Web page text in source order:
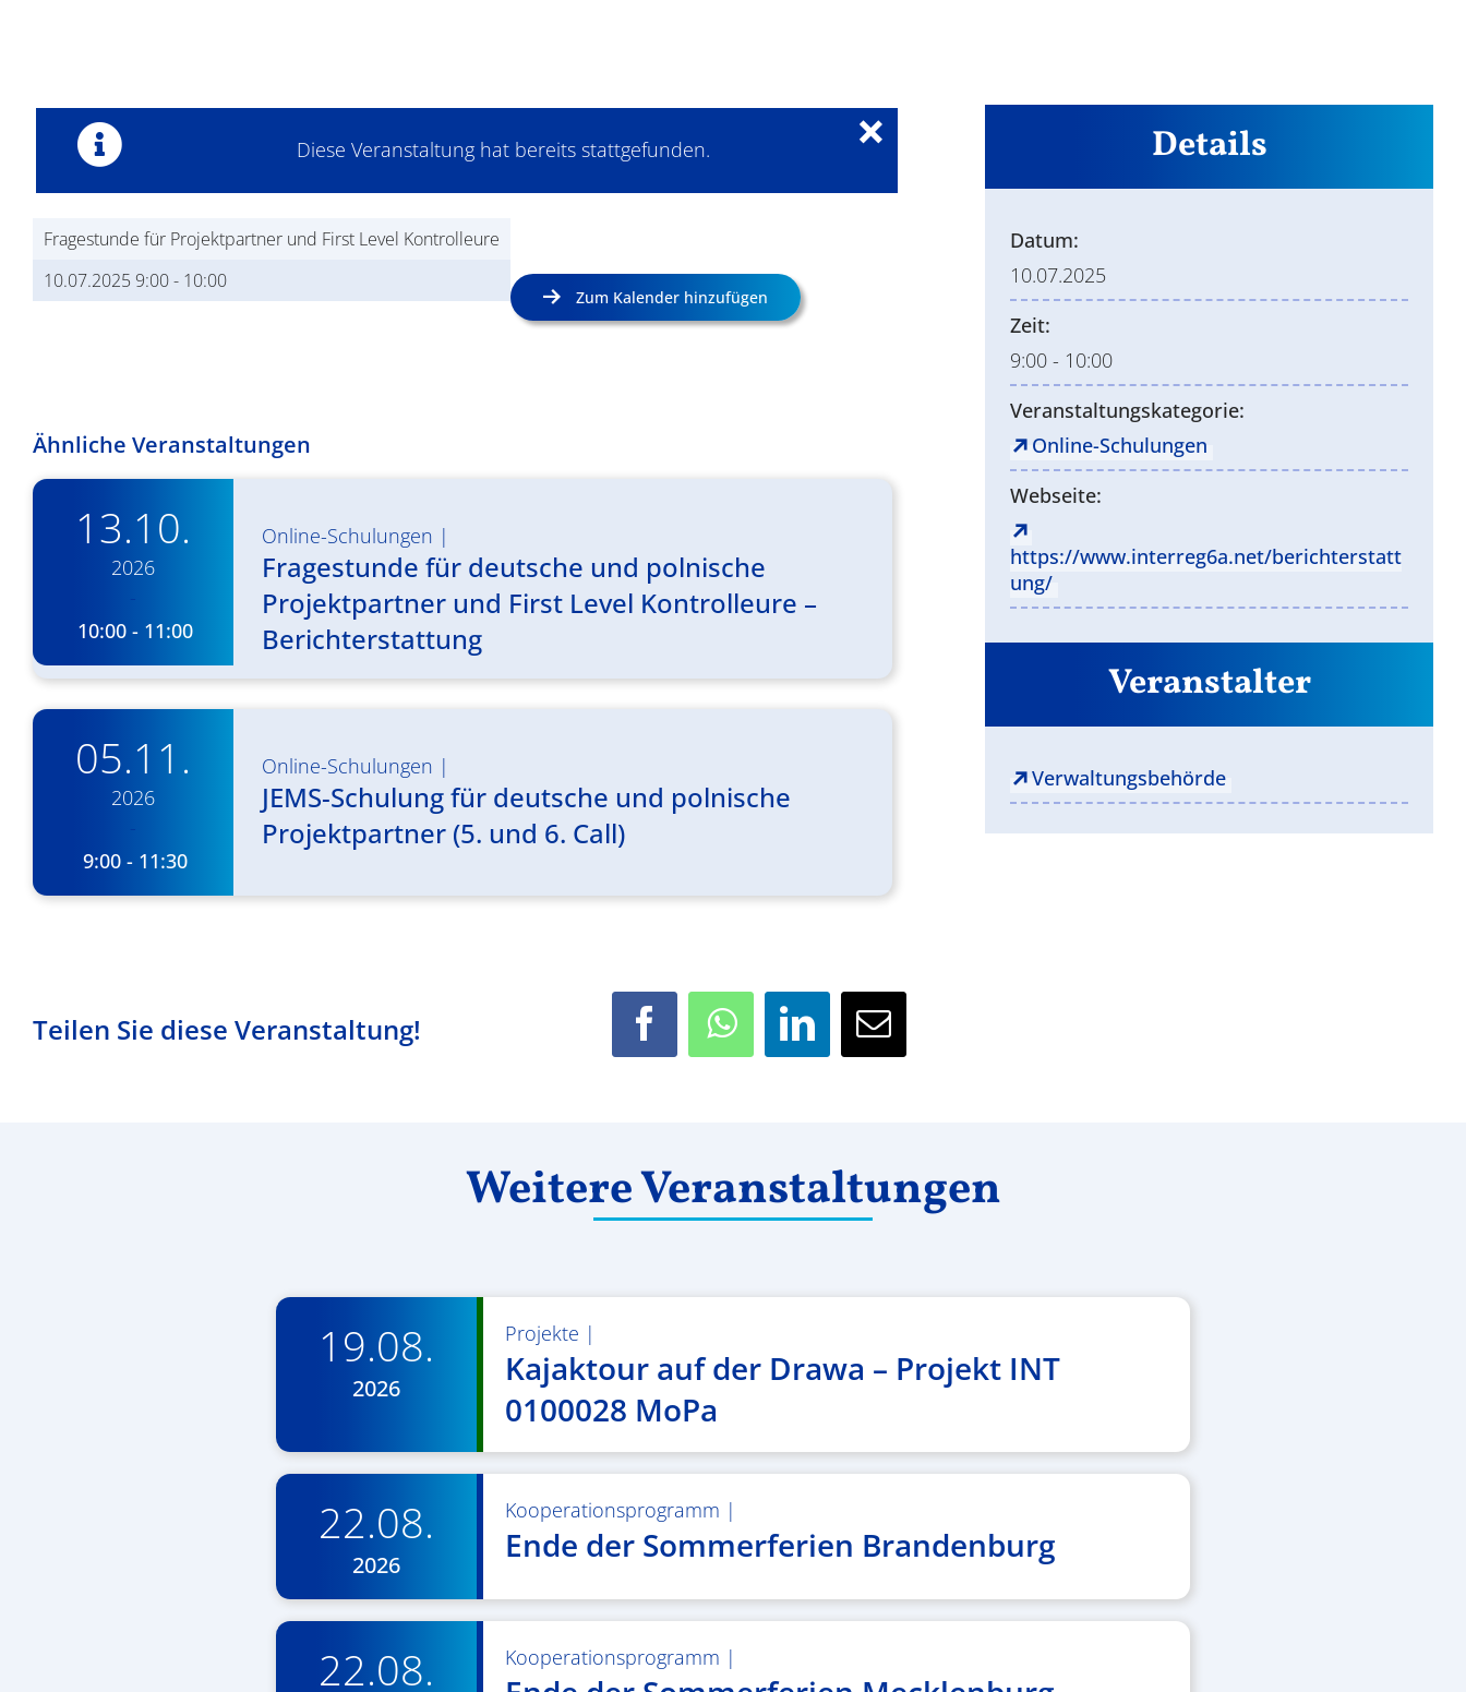
Diese Veranstaltung hat bereits stattgefunden.
×
Fragestunde für Projektpartner und First Level Kontrolleure
10.07.2025 9:00- 10:00
Zum Kalender hinzufügen
Ähnliche Veranstaltungen
13.10.
2026
10:00 - 11:00
Online-Schulungen |
Fragestunde für deutsche und polnische
Projektpartner und First Level Kontrolleure –
Berichterstattung
05.11.
2026
9:00 - 11:30
Online-Schulungen |
JEMS-Schulung für deutsche und polnische
Projektpartner (5. und 6. Call)
Teilen Sie diese Veranstaltung! Facebook WhatsApp LinkedIn
E-
Details
Datum:
10.07.2025
Zeit:
9:00 - 10:00
Veranstaltungskategorie:
Online-Schulungen
Webseite:
https://www.interreg6a.net/berichterstatt
ung/
Veranstalter
Verwaltungsbehörde
Weitere Veranstaltungen
19.08.
2026
Projekte |
Kajaktour auf der Drawa – Projekt INT
0100028 MoPa
22.08.
2026
Kooperationsprogramm |
Ende der Sommerferien Brandenburg
22.08. Kooperationsprogramm |